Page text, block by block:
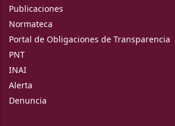
Publicaciones
Normateca
Portal de Obligaciones de Transparencia
PNT
INAI
Alerta
Denuncia